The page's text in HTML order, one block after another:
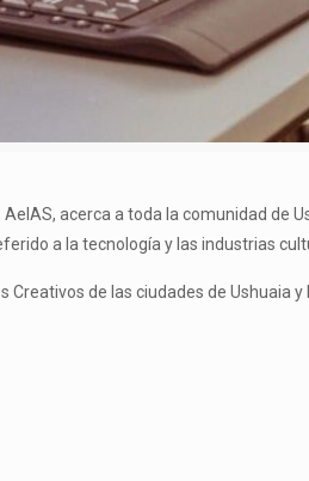
acerca a toda la comunidad de
a la tecnología y las industrias
de las ciudades de Ushuaia y